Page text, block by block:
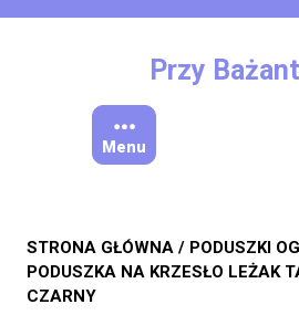
Przy
Menu
STRONA GŁÓWNA / PODUSZKI
PODUSZKA NA KRZESŁO LEŻAK
CZARNY